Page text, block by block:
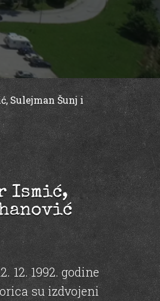
Sulejman Šunj i
Ismić,
12. 1992. godine
su izdvojeni